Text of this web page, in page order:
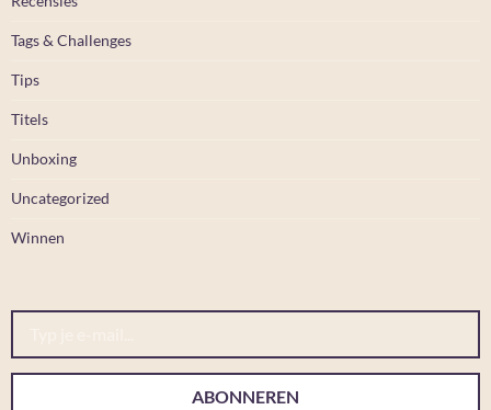
Tags & Challenges
Tips
Titels
Unboxing
Uncategorized
Winnen
Typ je e-mail...
ABONNEREN